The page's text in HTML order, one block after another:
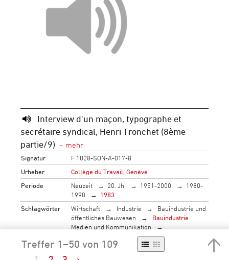
Interview d'un maçon, typographe et
secrétaire syndical, Henri Tronchet (8ème
partie/9)
Signatur
F 1028-SON-A-017-8
Urheber
Collège du Travail, Genève
Periode
Neuzeit 20. Jh. 1951-2000
1980-
1990
1983
Schlagwörter
Wirtschaft Industrie
Bauindustrie und
öffentliches Bauwesen
Bauindustrie
Medien und Kommunikation
Kommunikationsindustrie
Buchindustrie
Treffer 1–50 von 109